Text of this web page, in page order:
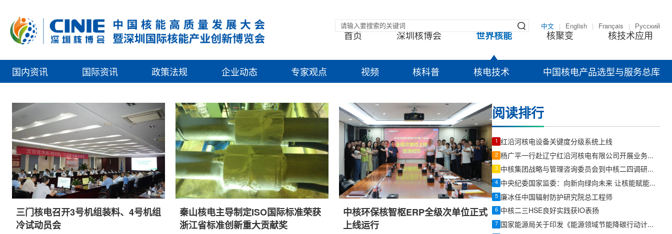
中文 English Français Русский
首页 深圳核博会 世界核能 核聚变 核技术应用
国内资讯 国际资讯 政策法规 企业动态 专家观点 视频 核科普 核电技术 中国核电产品选型与服务总库
三门核电召开3号机组装料、4号机组
冷试动员会
秦山核电主导制定ISO国际标准荣获
浙江省标准创新重大贡献奖
中核环保核智枢ERP全级次单位正式
上线运行
阅读排行
1 红沿河核电设备关键度分级系统上线
2 杨广平一行赴辽宁红沿河核电有限公司开展业务交流
3 中核集团战略与管理咨询委员会到中核二四调研指导
4 中央纪委国家监委：向新向绿向未来 让核能赋能千行百业
5 廉冰任中国辐射防护研究院总工程师
6 中核二三HSE良好实践获IO表扬
7 国家能源局关于印发《能源领域节能降碳行动计划（2026—2028年）》的通知：推动核电纳入绿电绿证体系